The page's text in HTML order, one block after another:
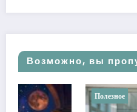
Возможно, вы
Полезное